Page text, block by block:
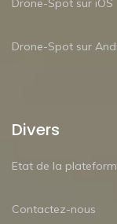
Drone-Spot sur iOS
Drone-Spot sur
Divers
Etat de la
Contactez-nous